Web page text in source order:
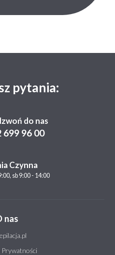
pytania:
do nas
699 96 00
Czynna
sb 9:00 - 14:00
nas
Prywatności